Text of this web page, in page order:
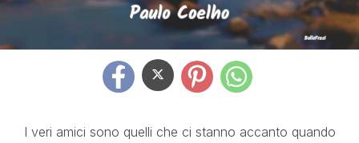
I veri amici sono quelli che ci stanno accanto quando